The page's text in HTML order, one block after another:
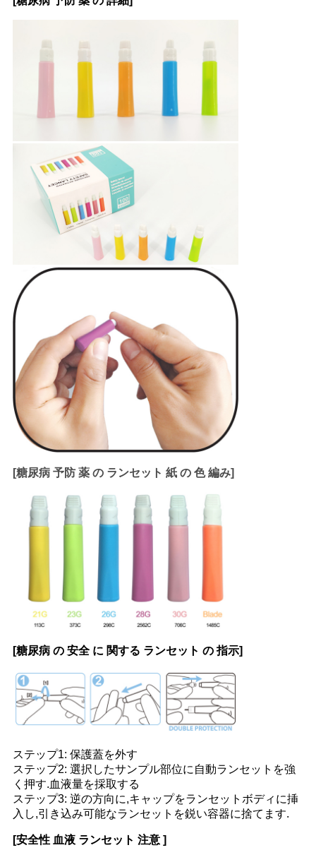
[糖尿病 予防 薬 の ランセット 紙 の 色 編み]
[糖尿病 の 安全 に 関する ランセット の 指示]
ステップ1: 保護蓋を外す
ステップ2: 選択したサンプル部位に自動ランセットを強
く押す.血液量を採取する
ステップ3: 逆の方向に,キャップをランセットボディに挿
入し,引き込み可能なランセットを鋭い容器に捨てます.
[安全性 血液 ランセット 注意 ]